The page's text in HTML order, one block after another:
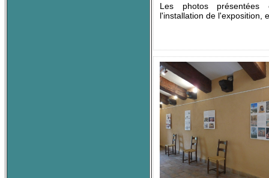
Les photos présentées
l'installation de l'exposition,